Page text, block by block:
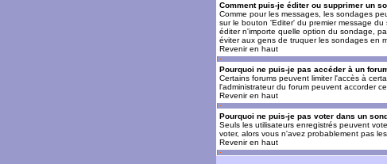
Comment puis-je éditer ou supprimer un
Comme pour les messages, les sondages
sur le bouton 'Editer' du premier message
éditer n'importe quelle option du sondage,
éviter aux gens de truquer les sondages en
Revenir en haut
Pourquoi ne puis-je pas accéder à un
Certains forums peuvent limiter l'accès à
l'administrateur du forum peuvent accorder
Revenir en haut
Pourquoi ne puis-je pas voter dans un
Seuls les utilisateurs enregistrés peuvent
voter, alors vous n'avez probablement pas
Revenir en haut